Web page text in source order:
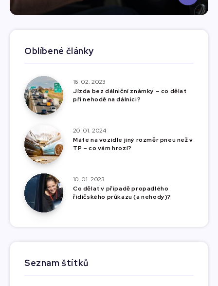
Oblíbené články
16. 02. 2023
Jízda bez dálniční známky – co dělat
při nehodě na dálnici?
20. 01. 2024
Máte na vozidle jiný rozměr pneu než v
TP – co vám hrozí?
10. 01. 2023
Co dělat v případě propadlého
řidičského průkazu (a nehody)?
Seznam štítků